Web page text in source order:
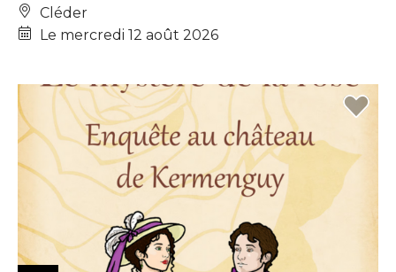
Cléder
Le mercredi 12 août 2026